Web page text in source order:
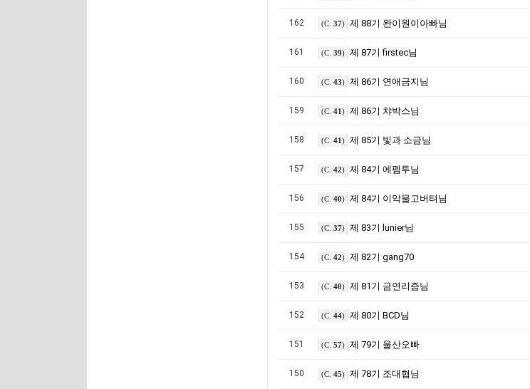
162 (C. 37) 제 88기 완이원이아빠님
161 (C. 39) 제 87기 firstec님
160 (C. 43) 제 86기 연애금지님
159 (C. 41) 제 86기 챠박스님
158 (C. 41) 제 85기 빛과 소금님
157 (C. 42) 제 84기 에펨투님
156 (C. 40) 제 84기 이악물고버텨님
155 (C. 37) 제 83기 lunier님
154 (C. 42) 제 82기 gang70
153 (C. 40) 제 81기 금연리즘님
152 (C. 44) 제 80기 BCD님
151 (C. 57) 제 79기 울산오빠
150 (C. 45) 제 78기 조대협님